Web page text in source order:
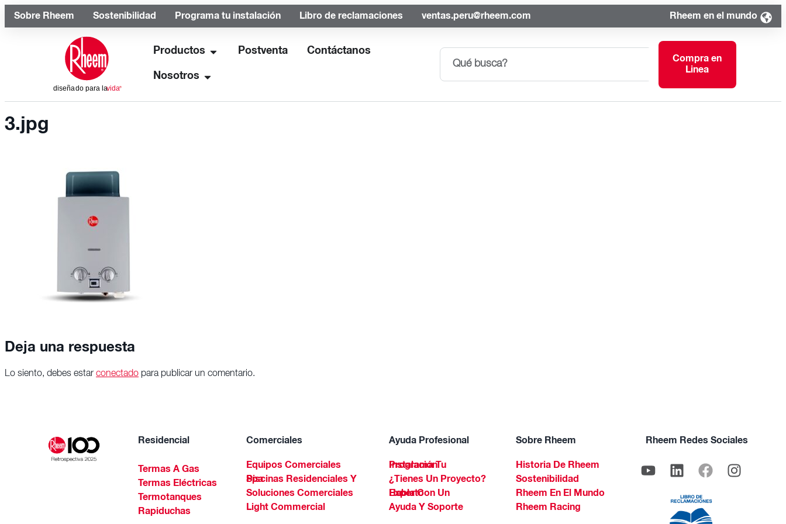
Sobre Rheem Sostenibilidad Programa tu instalación Libro de reclamaciones ventas.peru@rheem.com Rheem en el mundo
Productos Postventa Contáctanos
Nosotros
Compra en
Linea
3.jpg
Deja una respuesta
Lo siento, debes estar conectado para publicar un comentario.
Residencial
Termas A Gas
Termas Eléctricas
Termotanques
Rapiduchas
Comerciales
Equipos Comerciales
Piscinas Residenciales Y Spa
Soluciones Comerciales
Light Commercial
Ayuda Profesional
Programa Tu Instalación
¿Tienes Un Proyecto?
Habla Con Un Experto
Ayuda Y Soporte
Sobre Rheem
Historia De Rheem
Sostenibilidad
Rheem En El Mundo
Rheem Racing
Rheem Redes Sociales